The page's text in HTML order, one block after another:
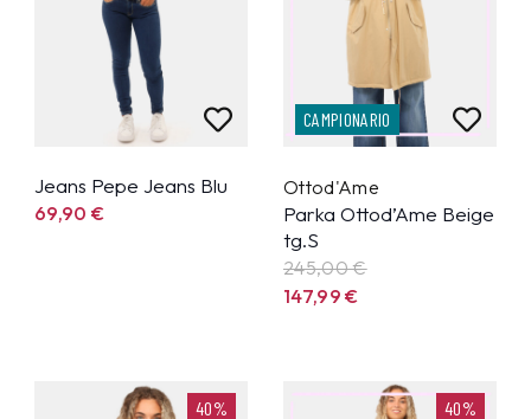
Jeans Pepe Jeans Blu
69,90€
CAMPIONARIO
Ottod'Ame
Parka Ottod’Ame Beige
tg.S
245,00 €
147,99€
40% 40%